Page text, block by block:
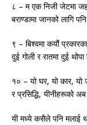
८ – म एक निजी जेटमा
बराण्डामा जानको लागि
९ – बिश्वमा कयौं
दुई गोली र रातमा दुई
१० – यो घर, यो कार, यो
र प्रसिद्धि, यीनीहरूको
यी मध्ये कसैले पनि मलाई